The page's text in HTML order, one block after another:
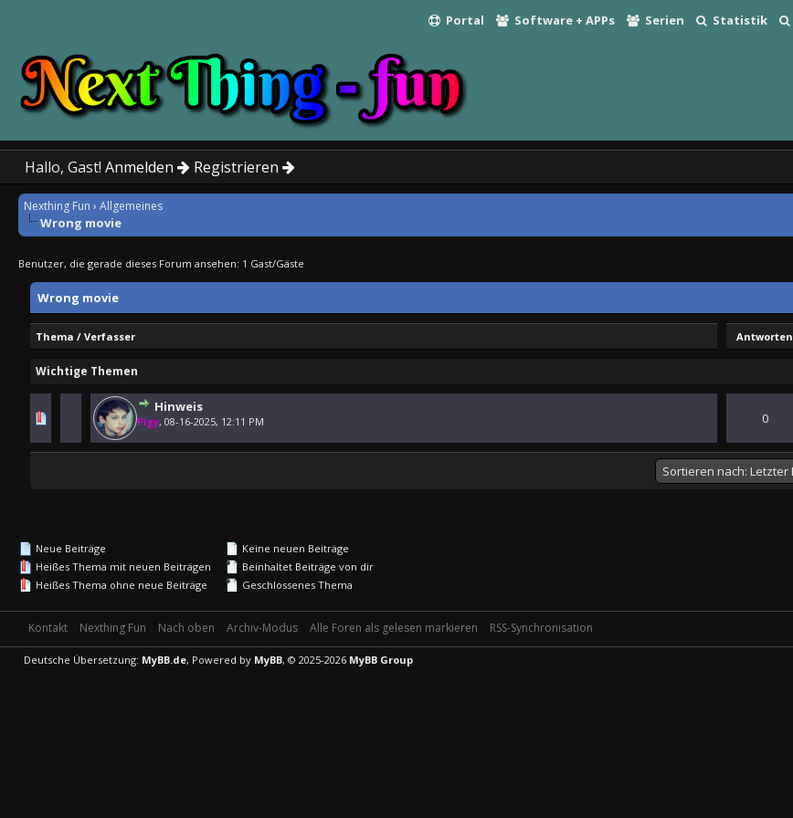
Portal Software + APPs Serien Statistik
Hallo, Gast! Anmelden Registrieren
Nexthing Fun ›Allgemeines
Wrong movie
Benutzer, die gerade dieses Forum ansehen: 1 Gast/Gäste
Wrong movie
Thema /Verfasser Antworten
Wichtige Themen
Hinweis
Pigy,08-16-2025, 12:11 PM 0
Neue Beiträge
Heißes Thema mit neuen Beiträgen
Heißes Thema ohne neue Beiträge
Keine neuen Beiträge
Beinhaltet Beiträge von dir
Geschlossenes Thema
Kontakt Nexthing Fun Nach oben Archiv-Modus Alle Foren als gelesen markieren RSS-Synchronisation
Deutsche Übersetzung: MyBB.de, Powered by MyBB, © 2025-2026 MyBB Group